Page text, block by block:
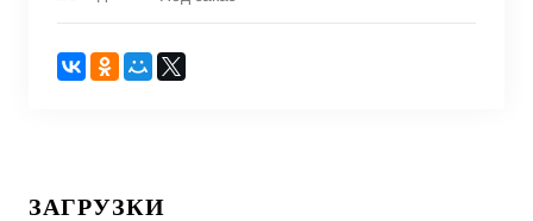
ЗАГРУЗКИ